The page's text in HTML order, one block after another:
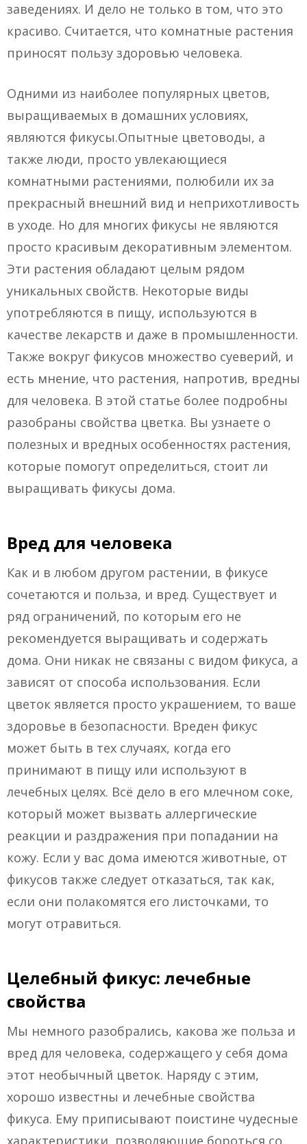
заведениях. И дело не только в том, что это
красиво. Считается, что комнатные растения
приносят пользу здоровью человека.
Одними из наиболее популярных цветов,
выращиваемых в домашних условиях,
являются фикусы.Опытные цветоводы, а
также люди, просто увлекающиеся
комнатными растениями, полюбили их за
прекрасный внешний вид и неприхотливость
в уходе. Но для многих фикусы не являются
просто красивым декоративным элементом.
Эти растения обладают целым рядом
уникальных свойств. Некоторые виды
употребляются в пищу, используются в
качестве лекарств и даже в промышленности.
Также вокруг фикусов множество суеверий, и
есть мнение, что растения, напротив, вредны
для человека. В этой статье более подробны
разобраны свойства цветка. Вы узнаете о
полезных и вредных особенностях растения,
которые помогут определиться, стоит ли
выращивать фикусы дома.
Вред для человека
Как и в любом другом растении, в фикусе
сочетаются и польза, и вред. Существует и
ряд ограничений, по которым его не
рекомендуется выращивать и содержать
дома. Они никак не связаны с видом фикуса, а
зависят от способа использования. Если
цветок является просто украшением, то ваше
здоровье в безопасности. Вреден фикус
может быть в тех случаях, когда его
принимают в пищу или используют в
лечебных целях. Всё дело в его млечном соке,
который может вызвать аллергические
реакции и раздражения при попадании на
кожу. Если у вас дома имеются животные, от
фикусов также следует отказаться, так как,
если они полакомятся его листочками, то
могут отравиться.
Целебный фикус: лечебные
свойства
Мы немного разобрались, какова же польза и
вред для человека, содержащего у себя дома
этот необычный цветок. Наряду с этим,
хорошо известны и лечебные свойства
фикуса. Ему приписывают поистине чудесные
характеристики, позволяющие бороться со